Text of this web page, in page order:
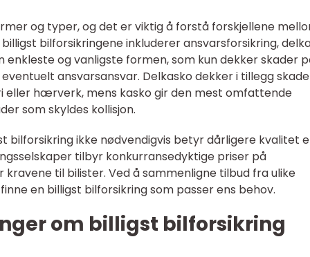
og typer, og det er viktig å forstå forskjellene
bilforsikringene inkluderer ansvarsforsikring,
enkleste og vanligste formen, som kun dekker skader
ansvarsansvar. Delkasko dekker i tillegg
eller hærverk, mens kasko gir den mest omfattende
som skyldes kollisjon.
bilforsikring ikke nødvendigvis betyr dårligere kvalitet
tilbyr konkurransedyktige priser på
til bilister. Ved å sammenligne tilbud fra ulike
en billigst bilforsikring som passer ens behov.
om billigst bilforsikring